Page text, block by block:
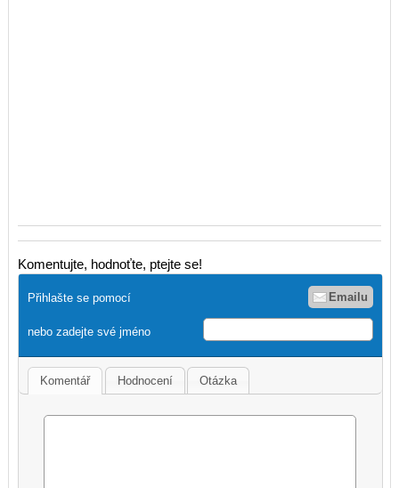
Komentujte, hodnoťte, ptejte se!
Přihlašte se pomocí Emailu
nebo zadejte své jméno
Komentář Hodnocení Otázka